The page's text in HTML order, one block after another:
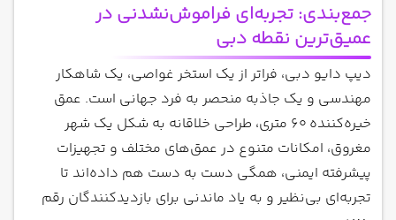
جمع‌بندی: تجربه‌ای فراموش‌نشدنی در
عمیق‌ترین نقطه دبی
دیپ دایو دبی، فراتر از یک استخر غواصی، یک شاهکار
مهندسی و یک جاذبه منحصر به فرد جهانی است. عمق
خیره‌کننده 60 متری، طراحی خلاقانه به شکل یک شهر
مغروق، امکانات متنوع در عمق‌های مختلف و تجهیزات
پیشرفته ایمنی، همگی دست به دست هم داده‌اند تا
تجربه‌ای بی‌نظیر و به یاد ماندنی برای بازدیدکنندگان رقم